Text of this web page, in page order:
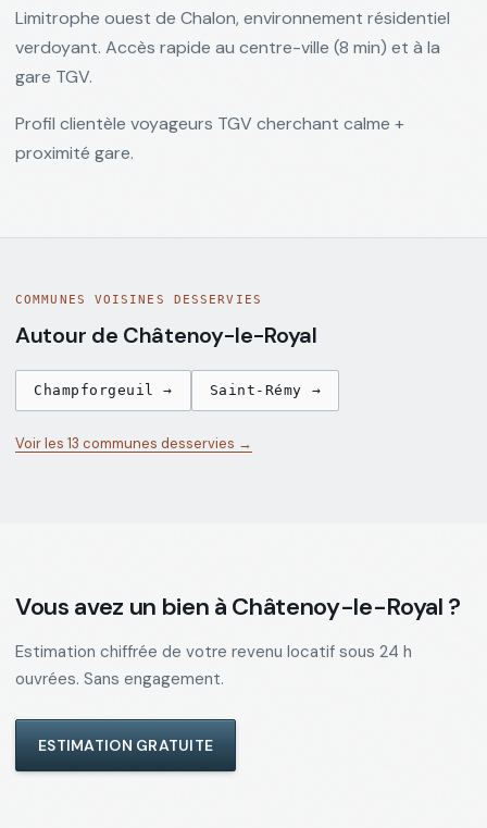
AUD
d'annonce
gratuit
→
Le
Meur
→
DPE
Chalon
Limitrophe ouest de Chalon, environnement résidentiel
verdoyant. Accès rapide au centre-ville (8 min) et à la
gare TGV.
Profil clientèle voyageurs TGV cherchant calme +
proximité gare.
COMMUNES VOISINES DESSERVIES
Autour de Châtenoy-le-Royal
Champforgeuil → Saint-Rémy →
Voir les 13 communes desservies →
Vous avez un bien à Châtenoy-le-Royal ?
Estimation chiffrée de votre revenu locatif sous 24 h
ouvrées. Sans engagement.
ESTIMATION GRATUITE